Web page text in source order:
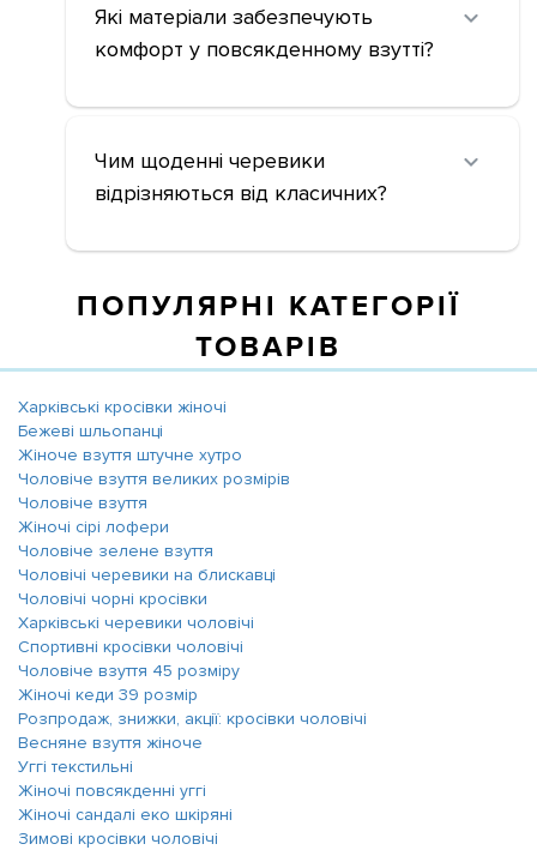
Які матеріали забезпечують
комфорт у повсякденному взутті?
Чим щоденні черевики
відрізняються від класичних?
ПОПУЛЯРНІ КАТЕГОРІЇ
ТОВАРІВ
Харківські кросівки жіночі
Бежеві шльопанці
Жіноче взуття штучне хутро
Чоловіче взуття великих розмірів
Чоловіче взуття
Жіночі сірі лофери
Чоловіче зелене взуття
Чоловічі черевики на блискавці
Чоловічі чорні кросівки
Харківські черевики чоловічі
Спортивні кросівки чоловічі
Чоловіче взуття 45 розміру
Жіночі кеди 39 розмір
Розпродаж, знижки, акції: кросівки чоловічі
Весняне взуття жіноче
Уггі текстильні
Жіночі повсякденні уггі
Жіночі сандалі еко шкіряні
Зимові кросівки чоловічі